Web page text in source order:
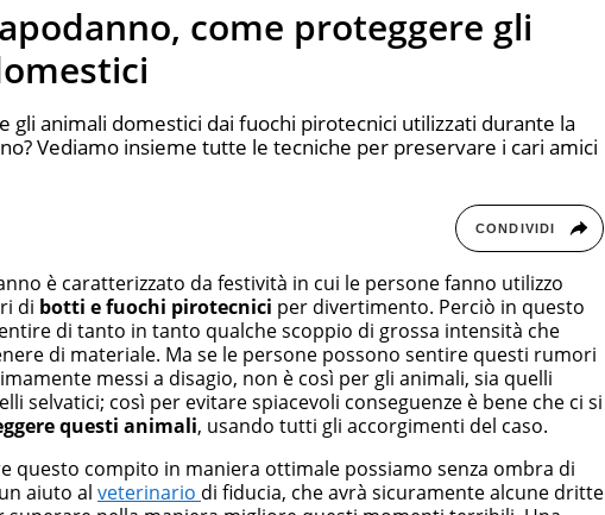
come proteggere gli
gli animali domestici dai fuochi pirotecnici utilizzati durante la
Vediamo insieme tutte le tecniche per preservare i cari amici
CONDIVIDI
è caratterizzato da festività in cui le persone fanno utilizzo
di botti e fuochi pirotecnici per divertimento. Perciò in questo
di tanto in tanto qualche scoppio di grossa intensità che
di materiale. Ma se le persone possono sentire questi rumori
messi a disagio, non è così per gli animali, sia quelli
selvatici; così per evitare spiacevoli conseguenze è bene che ci si
questi animali, usando tutti gli accorgimenti del caso.
questo compito in maniera ottimale possiamo senza ombra di
aiuto al veterinario di fiducia, che avrà sicuramente alcune dritte